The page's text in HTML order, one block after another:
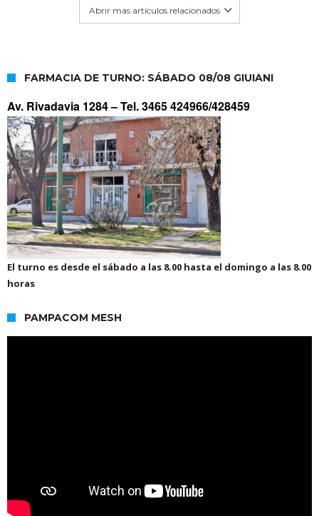
Abrir mas artículos relacionados
FARMACIA DE TURNO: SÁBADO 08/08 GIUIANI
Av. Rivadavia 1284 –Tel. 3465 424966/428459
El turno es desde el sábado a las 8.00 hasta el domingo a las 8.00
horas
PAMPACOM MESH